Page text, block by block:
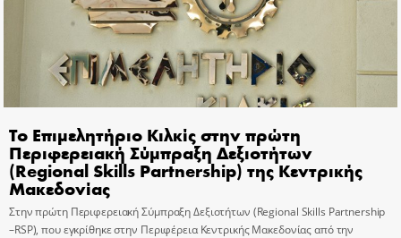
Το Επιμελητήριο Κιλκίς στην πρώτη
Περιφερειακή Σύμπραξη Δεξιοτήτων
(Regional Skills Partnership) της Κεντρικής
Μακεδονίας
Στην πρώτη Περιφερειακή Σύμπραξη Δεξιοτήτων (Regional Skills Partnership
–RSP), που εγκρίθηκε στην Περιφέρεια Κεντρικής Μακεδονίας από την